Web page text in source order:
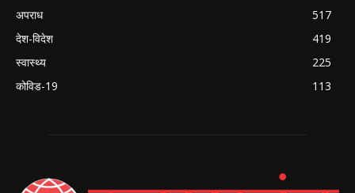
अपराध
517
देश-विदेश
419
स्वास्थ्य
225
कोविड-19
113